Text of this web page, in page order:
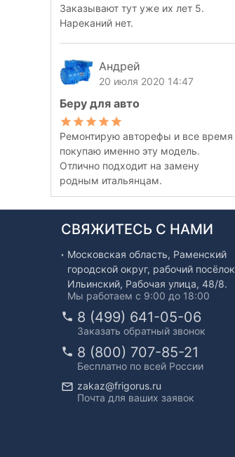
Заказывают тут уже их лет 5.
Нареканий нет.
Андрей
20 июля 2020 14:47
Беру для авто
Ремонтирую авторефы и все время
покупаю именно эту модель.
Отлично подходит на замену
родным итальянцам.
СВЯЖИТЕСЬ С НАМИ
Московская область, Раменский
городской округ, рабочий посёлок
Ильинский, Рабочая улица, 48/8.
Мы работаем с 9:00 до 18:00
8 (499) 641-05-06
Заказать обратный звонок
8 (800) 707-85-21
Бесплатно по всей России
zakaz@frigorus.ru
Почта для ваших заявок